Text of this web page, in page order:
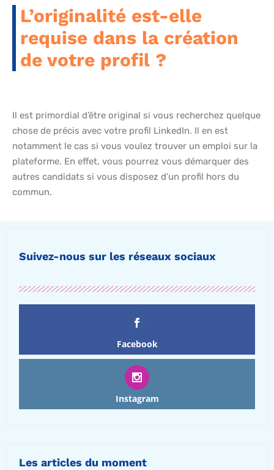
L’originalité est-elle
requise dans la création
de votre profil ?
Il est primordial d’être original si vous recherchez quelque
chose de précis avec votre profil LinkedIn. Il en est
notamment le cas si vous voulez trouver un emploi sur la
plateforme. En effet, vous pourrez vous démarquer des
autres candidats si vous disposez d’un profil hors du
commun.
Suivez-nous sur les réseaux sociaux
Facebook
Instagram
Les articles du moment